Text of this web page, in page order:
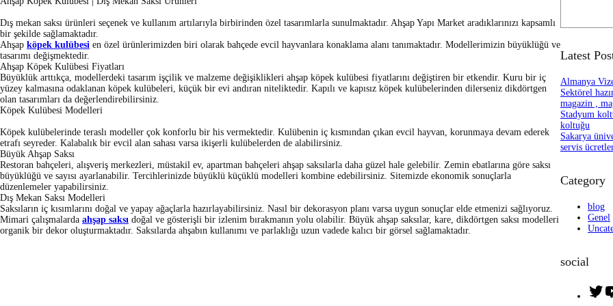
Dış mekan saksı ürünleri seçenek ve kullanım artılarıyla birbirinden özel tasarımlarla sunulmaktadır. Ahşap Yapı Market aradıklarınızı kapsamlı
bir şekilde sağlamaktadır.
Ahşap köpek kulübesi en özel ürünlerimizden biri olarak bahçede evcil hayvanlara konaklama alanı tanımaktadır. Modellerimizin büyüklüğü ve
tasarımı değişmektedir.
Ahşap Köpek Kulübesi Fiyatları
Büyüklük arttıkça, modellerdeki tasarım işçilik ve malzeme değişiklikleri ahşap köpek kulübesi fiyatlarını değiştiren bir etkendir. Kuru bir iç
yüzey kalmasına odaklanan köpek kulübeleri, küçük bir evi andıran niteliktedir. Kapılı ve kapısız köpek kulübelerinden dilerseniz dikdörtgen
olan tasarımları da değerlendirebilirsiniz.
Köpek Kulübesi Modelleri
Köpek kulübelerinde teraslı modeller çok konforlu bir his vermektedir. Kulübenin iç kısmından çıkan evcil hayvan, korunmaya devam ederek
etrafı seyreder. Kalabalık bir evcil alan sahası varsa ikişerli kulübelerden de alabilirsiniz.
Büyük Ahşap Saksı
Restoran bahçeleri, alışveriş merkezleri, müstakil ev, apartman bahçeleri ahşap saksılarla daha güzel hale gelebilir. Zemin ebatlarına göre saksı
büyüklüğü ve sayısı ayarlanabilir. Tercihlerinizde büyüklü küçüklü modelleri kombine edebilirsiniz. Sitemizde ekonomik sonuçlarla
düzenlemeler yapabilirsiniz.
Dış Mekan Saksı Modelleri
Saksıların iç kısımlarını doğal ve yapay ağaçlarla hazırlayabilirsiniz. Nasıl bir dekorasyon planı varsa uygun sonuçlar elde etmenizi sağlıyoruz.
Mimari çalışmalarda ahşap saksı doğal ve gösterişli bir izlenim bırakmanın yolu olabilir. Büyük ahşap saksılar, kare, dikdörtgen saksı modelleri
organik bir dekor oluşturmaktadır. Saksılarda ahşabın kullanımı ve parlaklığı uzun vadede kalıcı bir görsel sağlamaktadır.
c
Latest
Almanya
Sektörel
magazin ,
Stadyum
koltuğu
Sakarya
servis
Category
blog
Genel
social
T
w